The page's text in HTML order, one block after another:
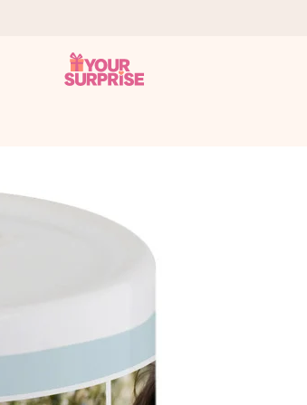
v tu správnou chvíli, kdy na tom nejvíc záleží.
nebo vzkazem, který doopravdy zahřeje u